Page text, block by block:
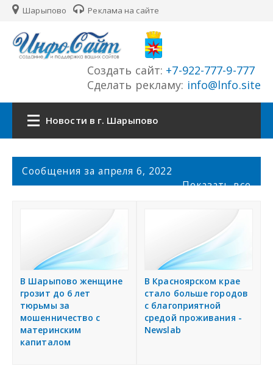
Шарыпово Реклама на сайте
Создать сайт: +7-922-777-9-777
Сделать рекламу: info@lnfo.site
Новости в г. Шарыпово
Главная
История города
Разместить объявление
Регионы России
Сообщения за апреля 6, 2022
Показать все
В Шарыпово женщине
грозит до 6 лет
тюрьмы за
мошенничество с
материнским
капиталом
В Красноярском крае
стало больше городов
с благоприятной
средой проживания -
Newslab